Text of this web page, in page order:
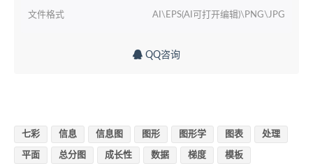
文件格式 AI\EPS(AI可打开编辑)\PNG\JPG
QQ咨询
七彩 信息 信息图 图形 图形学 图表 处理
平面 总分图 成长性 数据 梯度 模板